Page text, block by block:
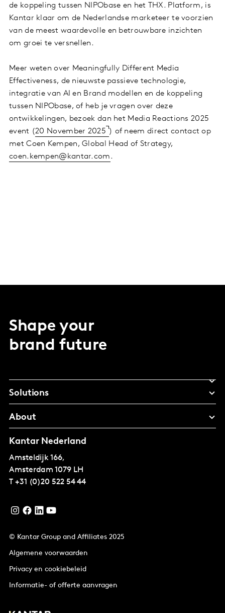
de koppeling tussen NIPObase en het THX. Platform, is
Kantar klaar om de Nederlandse marketeer te voorzien
van de meest waardevolle en betrouwbare inzichten
om groei te versnellen.
Meer weten over Meaningfully Different Media
Effectiveness, de nieuwste passieve technologie,
integratie van AI en Brand modellen en de koppeling
tussen NIPObase, of heb je vragen over deze
ontwikkelingen, bezoek dan het Media Reactions 2025
event (20 November 2025 ) of neem direct contact op
met Coen Kempen, Global Head of Strategy,
coen.kempen@kantar.com.
Shape your
brand future
Solutions
About
Kantar Nederland
Amsteldijk 166,
Amsterdam 1079 LH
T +31 (0)20 522 54 44
© Kantar Group and Affiliates 2025
Algemene voorwaarden
Privacy en cookiebeleid
Informatie- of offerte aanvragen